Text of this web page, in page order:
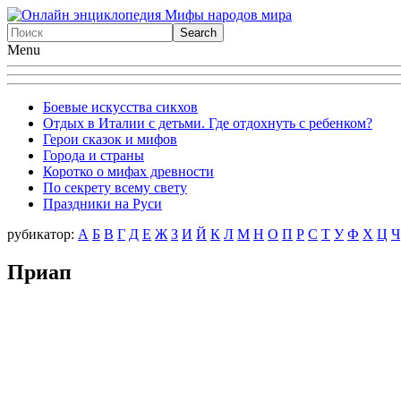
Menu
Боевые искусства сикхов
Отдых в Италии с детьми. Где отдохнуть с ребенком?
Герои сказок и мифов
Города и страны
Коротко о мифах древности
По секрету всему свету
Праздники на Руси
рубикатор: А Б В Г Д Е Ж З И Й К Л М Н О П Р С Т У Ф X Ц Ч
Приап